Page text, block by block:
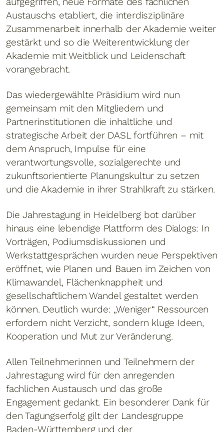
Austauschs etabliert, die interdisziplinäre
Zusammenarbeit innerhalb der Akademie weiter
gestärkt und so die Weiterentwicklung der
Akademie mit Weitblick und Leidenschaft
vorangebracht.
Das wiedergewählte Präsidium wird nun
gemeinsam mit den Mitgliedern und
Partnerinstitutionen die inhaltliche und
strategische Arbeit der DASL fortführen – mit
dem Anspruch, Impulse für eine
verantwortungsvolle, sozialgerechte und
zukunftsorientierte Planungskultur zu setzen
und die Akademie in ihrer Strahlkraft zu stärken.
Die Jahrestagung in Heidelberg bot darüber
hinaus eine lebendige Plattform des Dialogs: In
Vorträgen, Podiumsdiskussionen und
Werkstattgesprächen wurden neue Perspektiven
eröffnet, wie Planen und Bauen im Zeichen von
Klimawandel, Flächenknappheit und
gesellschaftlichem Wandel gestaltet werden
können. Deutlich wurde: „Weniger“ Ressourcen
erfordern nicht Verzicht, sondern kluge Ideen,
Kooperation und Mut zur Veränderung.
Allen Teilnehmerinnen und Teilnehmern der
Jahrestagung wird für den anregenden
fachlichen Austausch und das große
Engagement gedankt. Ein besonderer Dank für
den Tagungserfolg gilt der Landesgruppe
Baden-Württemberg und der